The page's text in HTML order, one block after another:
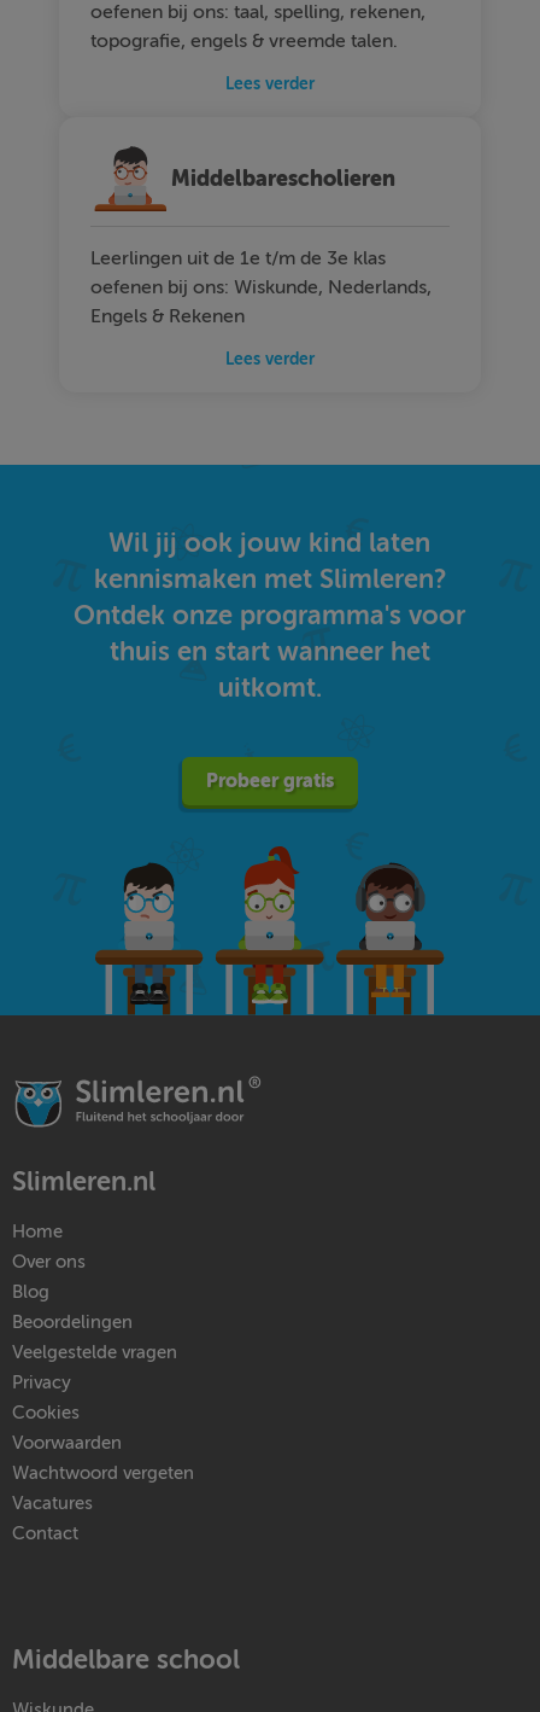
oefenen bij ons: taal, spelling, rekenen,
topografie, engels & vreemde talen.
Lees verder
Middelbarescholieren
Leerlingen uit de 1e t/m de 3e klas
oefenen bij ons: Wiskunde, Nederlands,
Engels & Rekenen
Lees verder
Wil jij ook jouw kind laten
kennismaken met Slimleren?
Ontdek onze programma's voor
thuis en start wanneer het
uitkomt.
Probeer gratis
Slimleren.nl
Home
Over ons
Blog
Beoordelingen
Veelgestelde vragen
Privacy
Cookies
Voorwaarden
Wachtwoord vergeten
Vacatures
Contact
Middelbare school